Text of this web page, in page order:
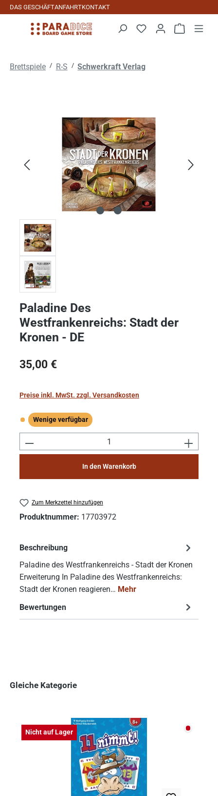
Zum Hauptinhalt springen
DAS GESCHÄFTANFAHRTKONTAKT
Brettspiele / R-S / Schwerkraft Verlag
Bildergalerie überspringen
Paladine Des
Westfrankenreichs: Stadt der
Kronen - DE
Regulärer Preis:
35,00 €
Preise inkl. MwSt. zzgl. Versandkosten
Wenige verfügbar
Wenige verfügbar
Produkt Anzahl: Gib den gewünschten
In den Warenkorb
Zum Merkzettel hinzufügen
Produktnummer: 17703972
Beschreibung
Paladine des Westfrankenreichs - Stadt der Kronen
Erweiterung In Paladine des Westfrankenreichs:
Stadt der Kronen reagieren… Mehr
Bewertungen
Gleiche Kategorie
Nicht auf Lager Nicht